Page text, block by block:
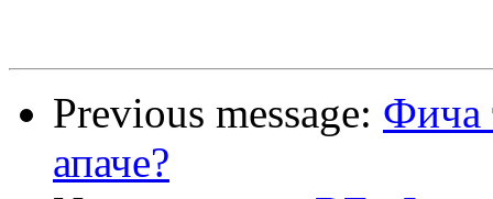
Previous message: Фича
апаче?